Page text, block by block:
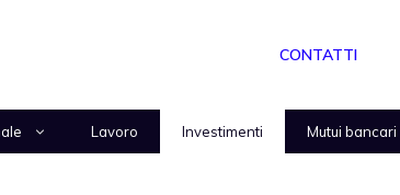
CONTATTI
Lavoro Investimenti Mutui bancari